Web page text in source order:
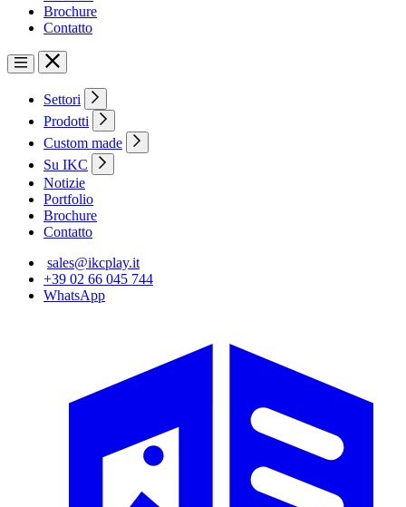
Brochure
Contatto
Settori
Prodotti
Custom made
Su IKC
Notizie
Portfolio
Brochure
Contatto
sales@ikcplay.it
+39 02 66 045 744
WhatsApp